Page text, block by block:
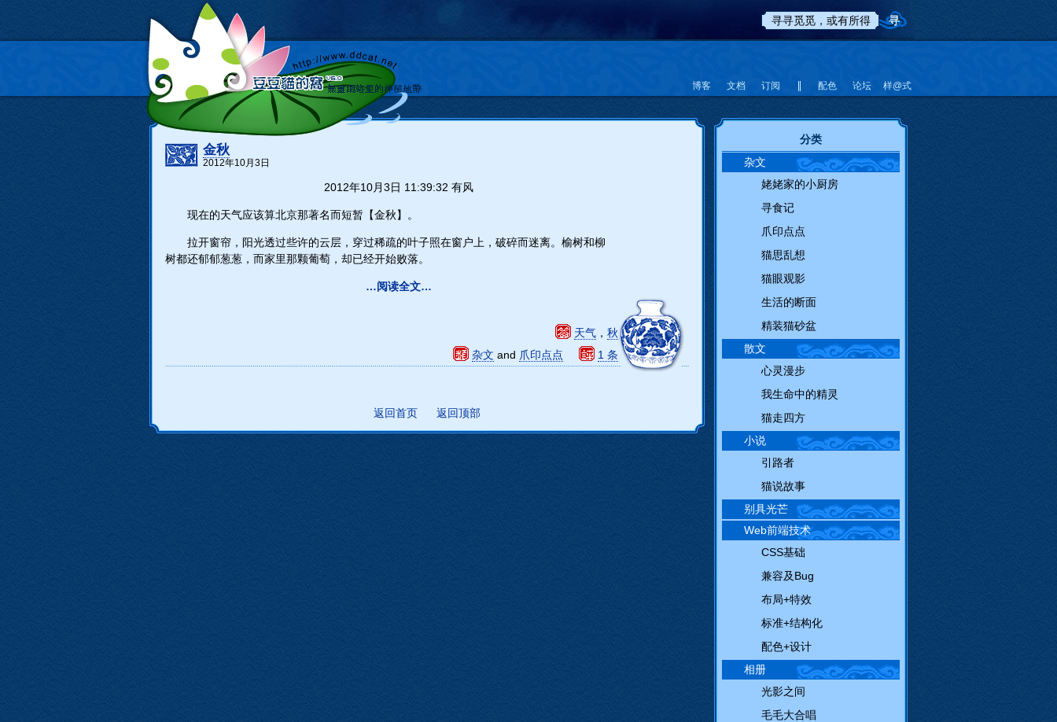
博客 文档 订阅 配色 论坛 样@式
金秋
2012年10月3日
2012年10月3日 11:39:32 有风
现在的天气应该算北京那著名而短暂【金秋】。
拉开窗帘，阳光透过些许的云层，穿过稀疏的叶子照在窗户上，破碎而迷离。榆树和柳
树都还郁郁葱葱，而家里那颗葡萄，却已经开始败落。
…阅读全文…
天气 ， 秋
1 条
杂文 and 爪印点点
返回首页 返回顶部
分类
杂文
姥姥家的小厨房
寻食记
爪印点点
猫思乱想
猫眼观影
生活的断面
精装猫砂盆
散文
心灵漫步
我生命中的精灵
猫走四方
小说
引路者
猫说故事
别具光芒
Web前端技术
CSS基础
兼容及Bug
布局+特效
标准+结构化
配色+设计
相册
光影之间
毛毛大合唱